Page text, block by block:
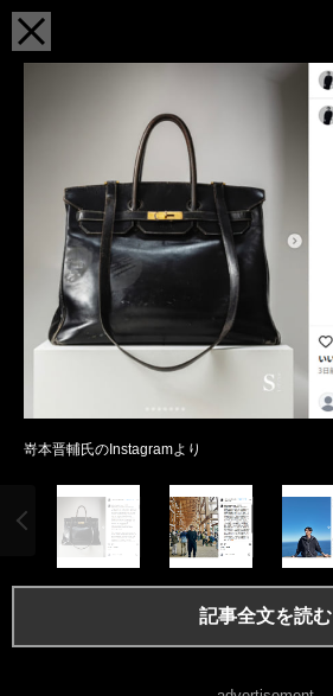
嵜本晋輔氏のInstagramより
記事全文を読む